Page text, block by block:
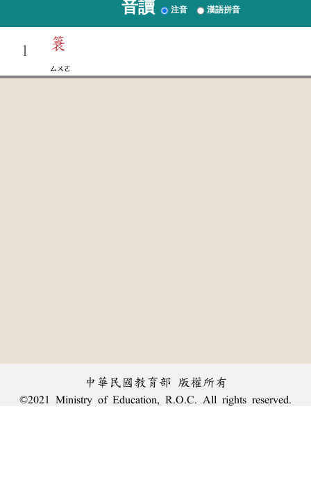
音讀 注音 漢語拼音
1 簑
ㄙㄨㄛ
中華民國教育部 版權所有
©2021 Ministry of Education, R.O.C. All rights reserved.